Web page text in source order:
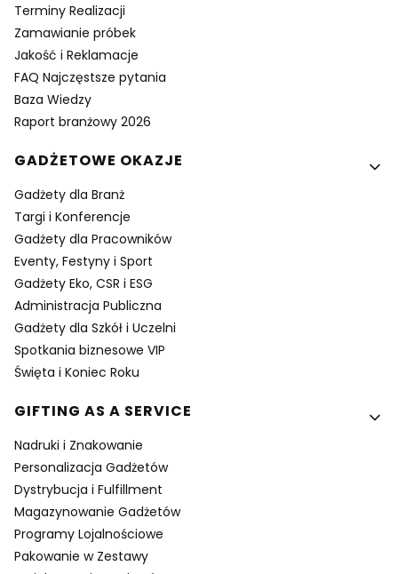
Terminy Realizacji
Zamawianie próbek
Jakość i Reklamacje
FAQ Najczęstsze pytania
Baza Wiedzy
Raport branżowy 2026
GADŻETOWE OKAZJE
Gadżety dla Branż
Targi i Konferencje
Gadżety dla Pracowników
Eventy, Festyny i Sport
Gadżety Eko, CSR i ESG
Administracja Publiczna
Gadżety dla Szkół i Uczelni
Spotkania biznesowe VIP
Święta i Koniec Roku
GIFTING AS A SERVICE
Nadruki i Znakowanie
Personalizacja Gadżetów
Dystrybucja i Fulfillment
Magazynowanie Gadżetów
Programy Lojalnościowe
Pakowanie w Zestawy